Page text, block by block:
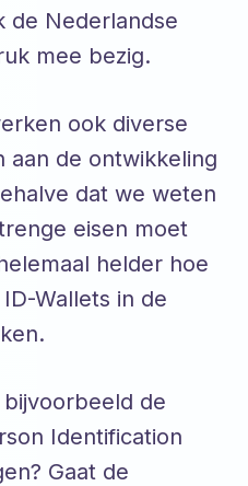
de Nederlandse
mee bezig.
ook diverse
aan de ontwikkeling
dat we weten
eisen moet
helder hoe
Wallets in de
bijvoorbeeld de
Identification
Gaat de